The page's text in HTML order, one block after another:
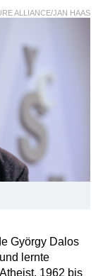
ALLIANCE/JAN HAAS
György Dalos
lernte
1962 bis